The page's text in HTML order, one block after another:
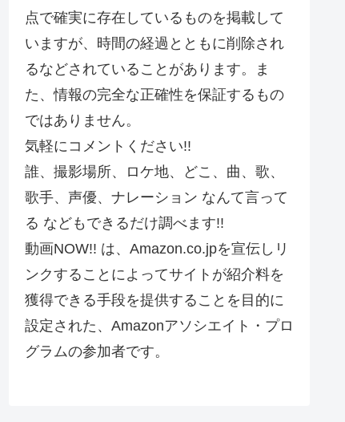
点で確実に存在しているものを掲載して
いますが、時間の経過とともに削除され
るなどされていることがあります。ま
た、情報の完全な正確性を保証するもの
ではありません。
気軽にコメントください!!
誰、撮影場所、ロケ地、どこ、曲、歌、
歌手、声優、ナレーション なんて言って
る などもできるだけ調べます!!
動画NOW!! は、Amazon.co.jpを宣伝しリ
ンクすることによってサイトが紹介料を
獲得できる手段を提供することを目的に
設定された、Amazonアソシエイト・プロ
グラムの参加者です。